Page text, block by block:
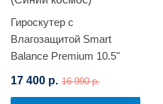
Гироскутер с
Влагозащитой Smart
Balance Premium 10.5"
(Синий космос)
17 400 р. 16 990 р.